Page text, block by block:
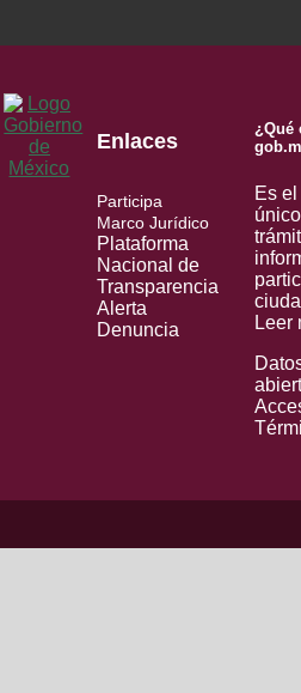
Enlaces
Participa
Marco Jurídico
Plataforma
Nacional de
Transparencia
Alerta
Denuncia
¿Qué
Es el
Leer